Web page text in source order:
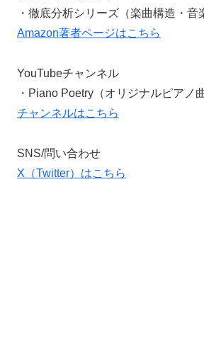
・徹底分析シリーズ（楽曲構造・音
Amazon著者ページはこちら
YouTubeチャンネル
・Piano Poetry（オリジナルピアノ
チャンネルはこちら
SNS/問い合わせ
X（Twitter）はこちら